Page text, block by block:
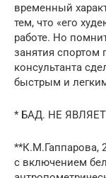
временный
тем, что «его
работе. Но
занятия спортом
консультанта
быстрым и
* БАД. НЕ
**К.М.Гаппарова,
с включением